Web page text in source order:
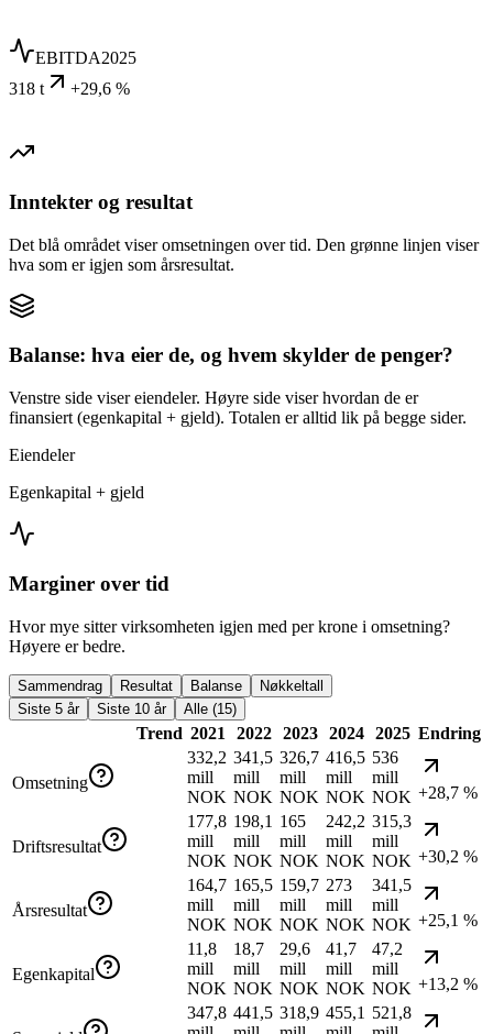
EBITDA2025
318 t
+29,6 %
Inntekter og resultat
Det blå området viser omsetningen over tid. Den grønne linjen viser
hva som er igjen som årsresultat.
Balanse: hva eier de, og hvem skylder de penger?
Venstre side viser eiendeler. Høyre side viser hvordan de er
finansiert (egenkapital + gjeld). Totalen er alltid lik på begge sider.
Eiendeler
Egenkapital + gjeld
Marginer over tid
Hvor mye sitter virksomheten igjen med per krone i omsetning?
Høyere er bedre.
Sammendrag Resultat Balanse
Nøkkeltall
Siste 5 år
Siste 10 år Alle (15)
Trend 2021 2022 2023 2024 2025 Endring
Omsetning
332,2
mill
NOK
341,5
mill
NOK
326,7
mill
NOK
416,5
mill
NOK
536
mill
NOK +28,7 %
Driftsresultat
177,8
mill
NOK
198,1
mill
NOK
165
mill
NOK
242,2
mill
NOK
315,3
mill
NOK +30,2 %
Årsresultat
164,7
mill
NOK
165,5
mill
NOK
159,7
mill
NOK
273
mill
NOK
341,5
mill
NOK +25,1 %
Egenkapital
11,8
mill
NOK
18,7
mill
NOK
29,6
mill
NOK
41,7
mill
NOK
47,2
mill
NOK +13,2 %
347,8 441,5 318,9 455,1 521,8